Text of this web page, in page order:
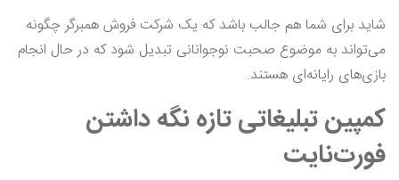
شاید برای شما هم جالب باشد که یک شرکت فروش همبرگر چگونه
می‌تواند به موضوع صحبت نوجوانانی تبدیل شود که در حال انجام
بازی‌های رایانه‌ای هستند.
کمپین تبلیغاتی تازه نگه داشتن
فورت‌نایت